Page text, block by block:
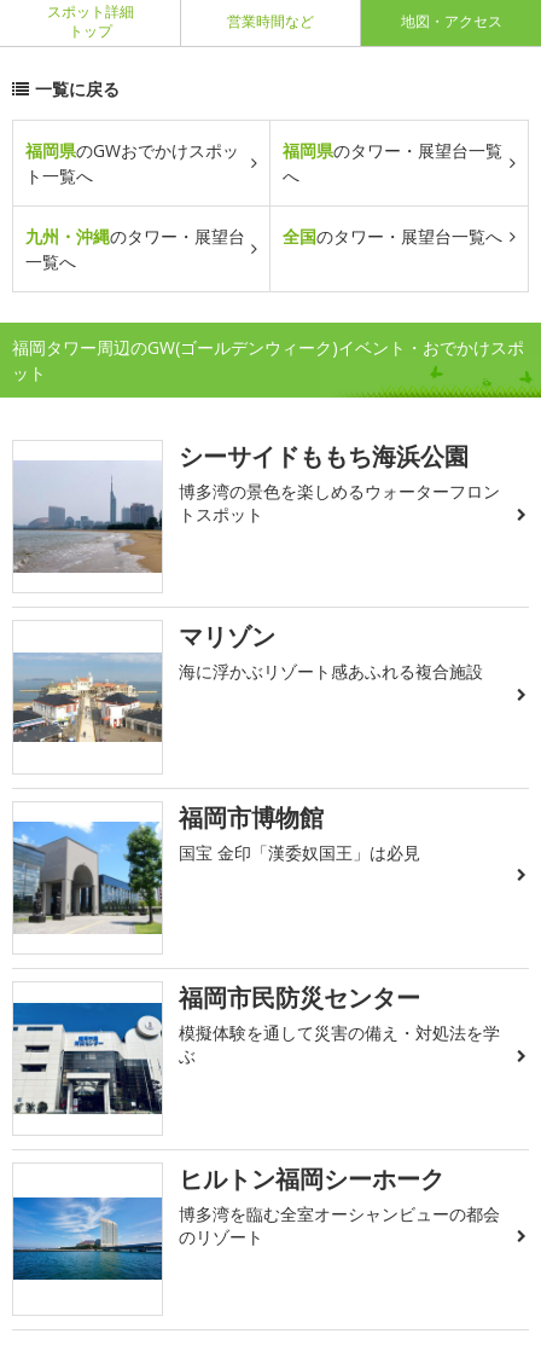
スポット詳細
トップ
営業時間など 地図・アクセス
一覧に戻る
福岡県のGWおでかけスポッ
ト一覧へ
福岡県のタワー・展望台一覧
へ
九州・沖縄のタワー・展望台
一覧へ
全国のタワー・展望台一覧へ
福岡タワー周辺のGW(ゴールデンウィーク)イベント・おでかけスポ
ット
シーサイドももち海浜公園
博多湾の景色を楽しめるウォーターフロン
トスポット
マリゾン
海に浮かぶリゾート感あふれる複合施設
福岡市博物館
国宝 金印「漢委奴国王」は必見
福岡市民防災センター
模擬体験を通して災害の備え・対処法を学
ぶ
ヒルトン福岡シーホーク
博多湾を臨む全室オーシャンビューの都会
のリゾート